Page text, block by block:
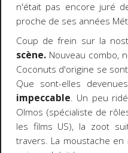
n'était pas encore juré
proche de ses années
Coup de frein sur la
scène.Nouveau combo,
Coconuts d'origine se
Que sont-elles
impeccable. Un peu
Olmos (spécialiste de
les films US), la zoot
travers. La moustache